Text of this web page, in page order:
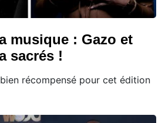
musique : Gazo et
sacrés !
récompensé pour cet édition